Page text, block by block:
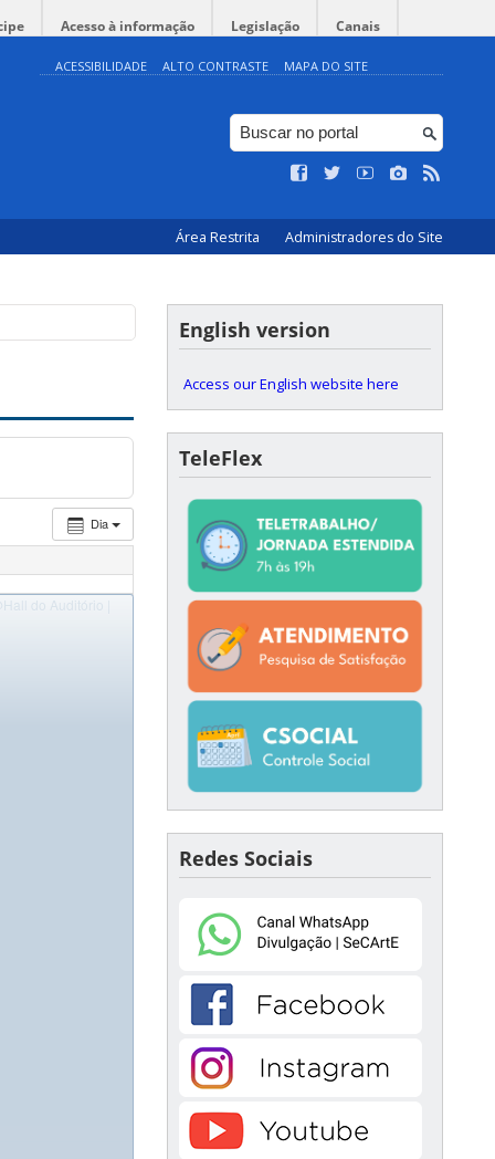
Acesso à informação Legislação Canais
ACESSIBILIDADE ALTO CONTRASTE MAPA DO SITE
Área Restrita Administradores do Site
Dia
do Auditório |
English version
Access our English website here
TeleFlex
Redes Sociais